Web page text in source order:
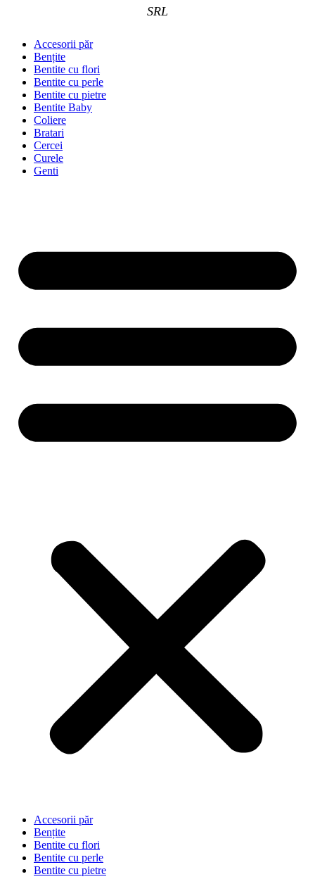
SRL
Accesorii păr
Bențite
Bentite cu flori
Bentite cu perle
Bentite cu pietre
Bentite Baby
Coliere
Bratari
Cercei
Curele
Genti
Accesorii păr
Bențite
Bentite cu flori
Bentite cu perle
Bentite cu pietre